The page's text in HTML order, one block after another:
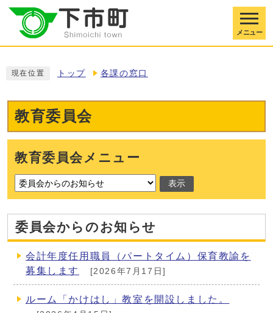
メニュー
現在位置 トップ 各課の窓口
教育委員会
教育委員会メニュー
表示
委員会からのお知らせ
会計年度任用職員（パートタイム）保育教諭を
募集します
[2026年7月17日]
ルーム「かけはし」教室を開設しました。